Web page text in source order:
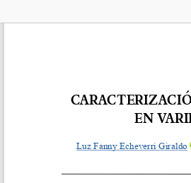
EN
Luz Fanny Echeverri Giraldo